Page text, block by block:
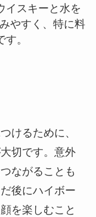
イスキーと水を
やすく、特に料
。
けるために、
切です。意外
ながることも
後にハイボー
を楽しむこと